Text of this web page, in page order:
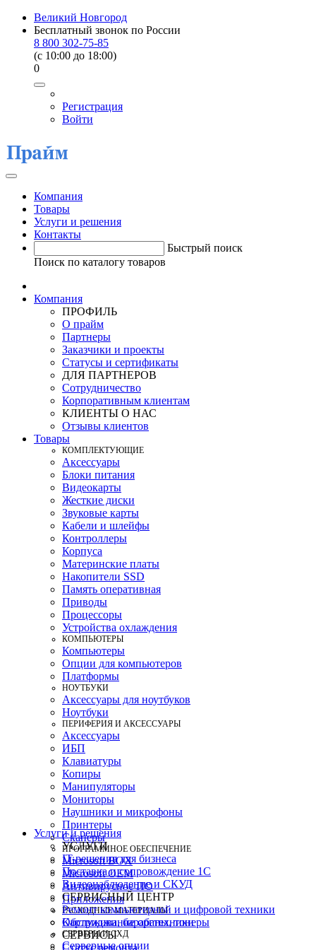
Великий Новгород
Бесплатный звонок по России
8 800 302-75-85
(c 10:00 до 18:00)
0
Регистрация
Войти
Компания
Товары
Услуги и решения
Контакты
Быстрый поиск
Поиск по каталогу товаров
Компания
ПРОФИЛЬ
О прайм
Партнеры
Заказчики и проекты
Статусы и сертификаты
ДЛЯ ПАРТНЕРОВ
Сотрудничество
Корпоративным клиентам
КЛИЕНТЫ О НАС
Отзывы клиентов
Товары
КOМПЛЕКТУЮЩИЕ
Аксессуары
Блоки питания
Видеокарты
Жесткие диски
Звуковые карты
Кабели и шлейфы
Контроллеры
Корпуса
Материнские платы
Накопители SSD
Память оперативная
Приводы
Процессоры
Устройства охлаждения
КОМПЬЮТЕРЫ
Компьютеры
Опции для компьютеров
Платформы
НОУТБУКИ
Аксессуары для ноутбуков
Ноутбуки
ПЕРИФЕРИЯ И АКСЕССУАРЫ
Аксессуары
ИБП
Клавиатуры
Копиры
Манипуляторы
Мониторы
Наушники и микрофоны
Принтеры
Сканеры
ПРОГРАММНОЕ ОБЕСПЕЧЕНИЕ
Microsoft BOX
Microsoft OEM
Антивирусное ПО
Приложения
РАСХОДНЫЕ МАТЕРИАЛЫ
Картриджи, барабаны, тонеры
СЕРВЕРЫ И СХД
Серверные опции
Услуги и решения
УСЛУГИ
IT-решения для бизнеса
Поставка и сопровождение 1C
Видеонаблюдение и СКУД
СЕРВИСНЫЙ ЦЕНТР
Ремонт компьютерной и цифровой техники
Обслуживание оргтехники
СЕРВИСЫ
Статус ремонта